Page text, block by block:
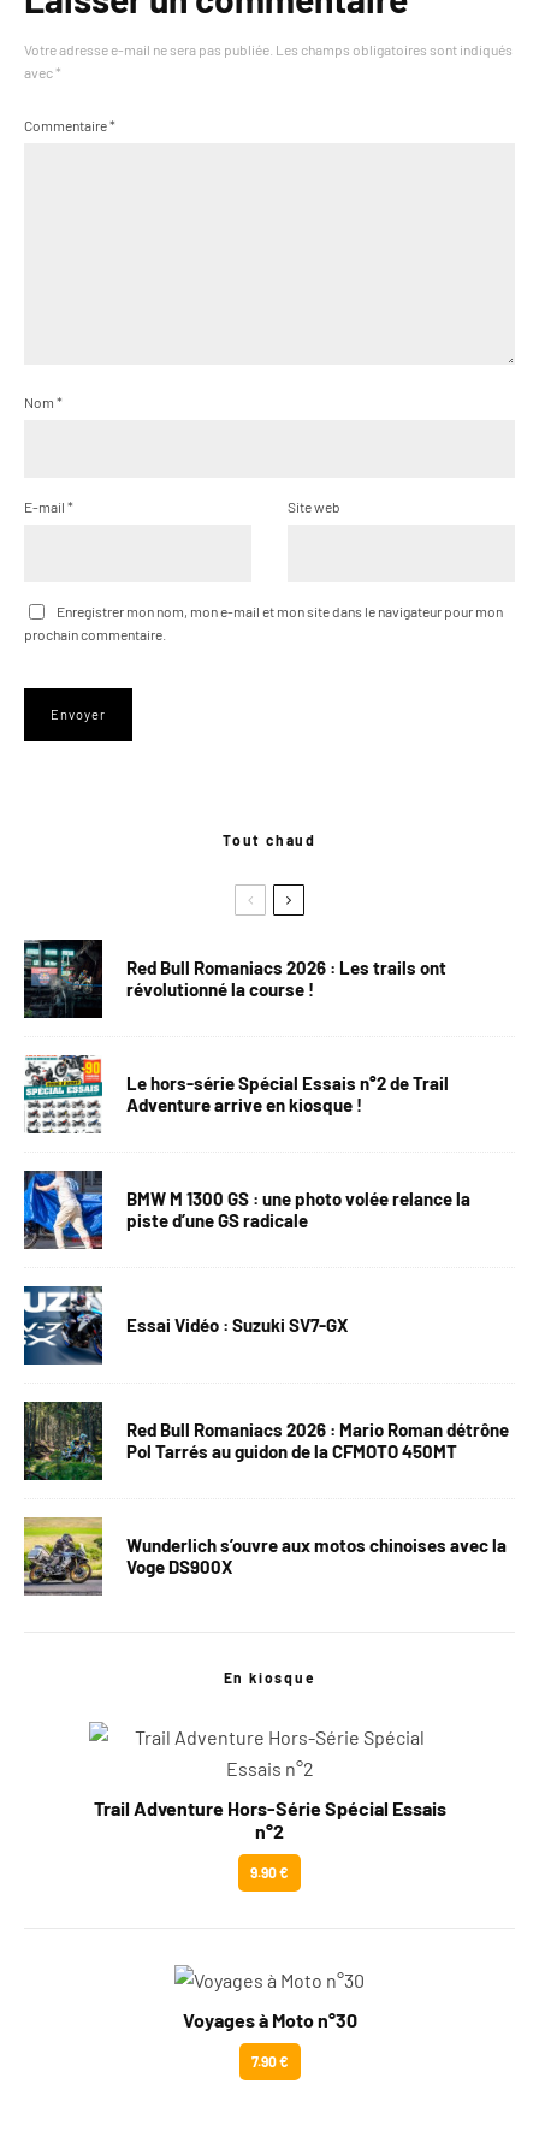
Votre adresse e-mail ne sera pas publiée. Les champs obligatoires sont indiqués
avec *
Commentaire*
Nom *
E-mail * Site web
Enregistrer mon nom, mon e-mail et mon site dans le navigateur pour mon
prochain commentaire.
Tout chaud
Red Bull Romaniacs 2026 : Les trails ont
révolutionné la course !
Le hors-série Spécial Essais n°2 de Trail
Adventure arrive en kiosque !
BMW M 1300 GS : une photo volée relance la
piste d’une GS radicale
Essai Vidéo : Suzuki SV7-GX
Red Bull Romaniacs 2026 : Mario Roman détrône
Pol Tarrés au guidon de la CFMOTO 450MT
Wunderlich s’ouvre aux motos chinoises avec la
Voge DS900X
En kiosque
Trail Adventure Hors-Série Spécial Essais
n°2
9.90 €
Voyages à Moto n°30
7.90 €